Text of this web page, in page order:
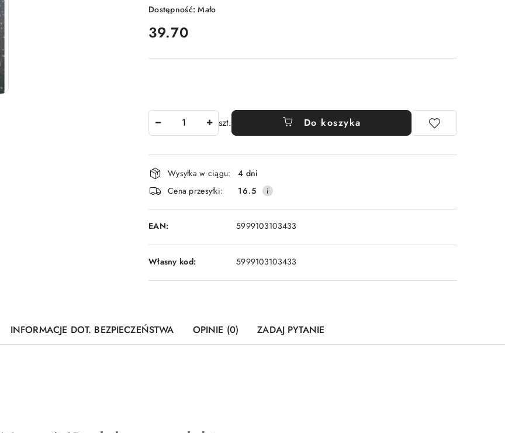
Dostępność:Mało
cena:
39.70
szt. Do koszyka
Dostępność
i
dostawa
Wysyłka w ciągu:
4 dni
Cena przesyłki:
16.5
EAN: 5999103103433
Własny kod: 5999103103433
INFORMACJE DOT. BEZPIECZEŃSTWA OPINIE (0) ZADAJ PYTANIE